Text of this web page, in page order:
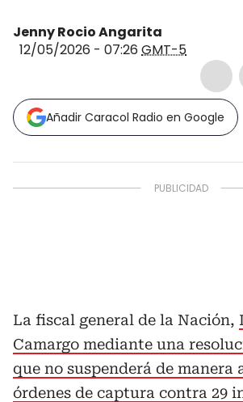
Jenny Rocio Angarita
12/05/2026 - 07:26 GMT-5
Añadir Caracol Radio en Google
La fiscal general de la Nación,
Camargo mediante una
que no suspenderá de manera
órdenes de captura contra 29